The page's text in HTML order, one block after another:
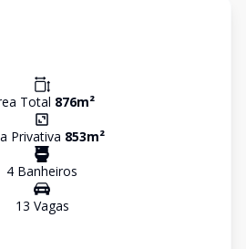
Total 876m²
Privativa 853m²
4 Banheiros
13 Vagas